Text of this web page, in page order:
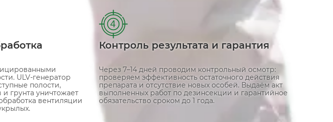
ULV-генератор
полости,
грунта уничтожает
вентиляции
4
Контроль результата и гарантия
Через 7–14 дней проводим контрольный осмотр:
проверяем эффективность остаточного действия
препарата и отсутствие новых особей. Выдаём акт
выполненных работ по дезинсекции и гарантийное
обязательство сроком до 1 года.